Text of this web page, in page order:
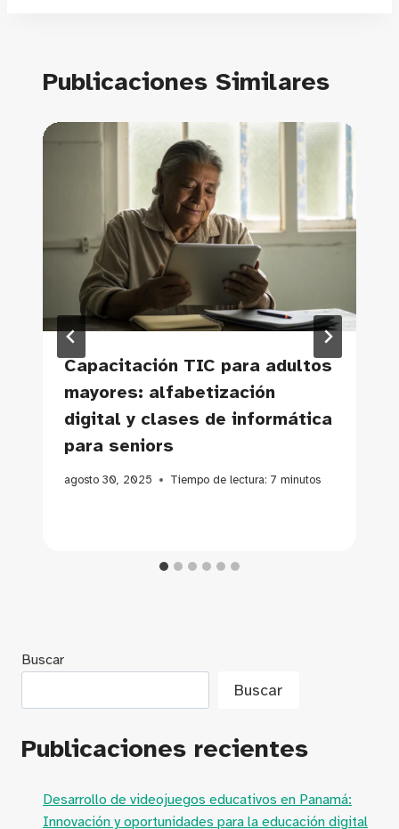
Publicaciones Similares
Capacitación TIC para adultos
mayores: alfabetización
digital y clases de informática
para seniors
agosto 30, 2025 Tiempo de lectura: 7 minutos
Buscar
Buscar
Publicaciones recientes
Desarrollo de videojuegos educativos en Panamá:
Innovación y oportunidades para la educación digital